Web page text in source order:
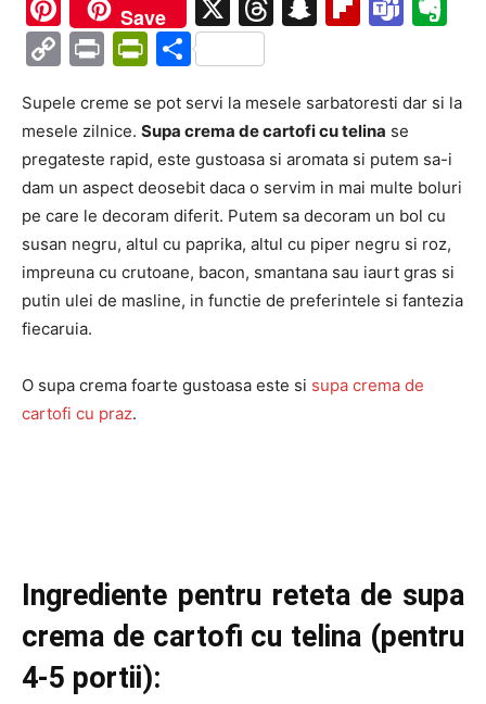
Save
CopyPrintPrintFriendly
Partajează
Supele creme se pot servi la mesele sarbatoresti dar si la
mesele zilnice. Supa crema de cartofi cu telina se
pregateste rapid, este gustoasa si aromata si putem sa-i
dam un aspect deosebit daca o servim in mai multe boluri
pe care le decoram diferit. Putem sa decoram un bol cu
susan negru, altul cu paprika, altul cu piper negru si roz,
impreuna cu crutoane, bacon, smantana sau iaurt gras si
putin ulei de masline, in functie de preferintele si fantezia
fiecaruia.
O supa crema foarte gustoasa este si supa crema de
cartofi cu praz.
Ingrediente pentru reteta de supa
crema de cartofi cu telina (pentru
4-5 portii):